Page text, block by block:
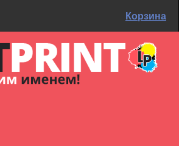
Корзина